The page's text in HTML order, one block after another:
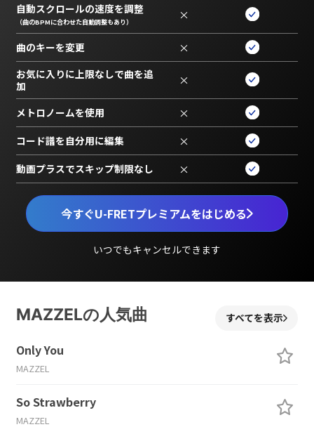
今すぐU-FRETプレミアムをはじめる
いつでもキャンセルできます
自動スクロールの速度を調整
（曲のBPMに合わせた自動調整もあり） ×
曲のキーを変更 ×
お気に入りに上限なしで曲を追
加
×
メトロノームを使用 ×
コード譜を自分用に編集 ×
動画プラスでスキップ制限なし ×
MAZZELの人気曲 すべてを表示
Only You
MAZZEL
So Strawberry
MAZZEL